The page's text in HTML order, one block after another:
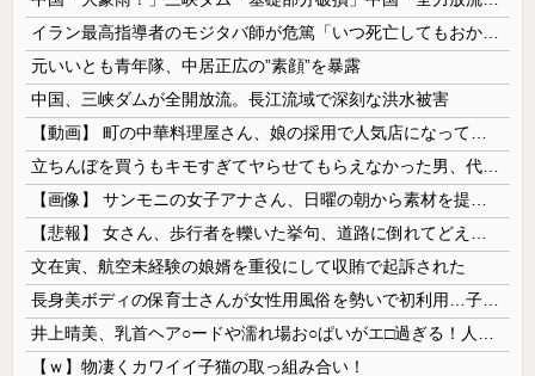
元いいとも青年隊、中居正広の”素顔”を暴露
中国、三峡ダムが全開放流。長江流域で深刻な洪水被害
文在寅、航空未経験の娘婿を重役にして収賄で起訴された
【ｗ】物凄くカワイイ子猫の取っ組み合い！